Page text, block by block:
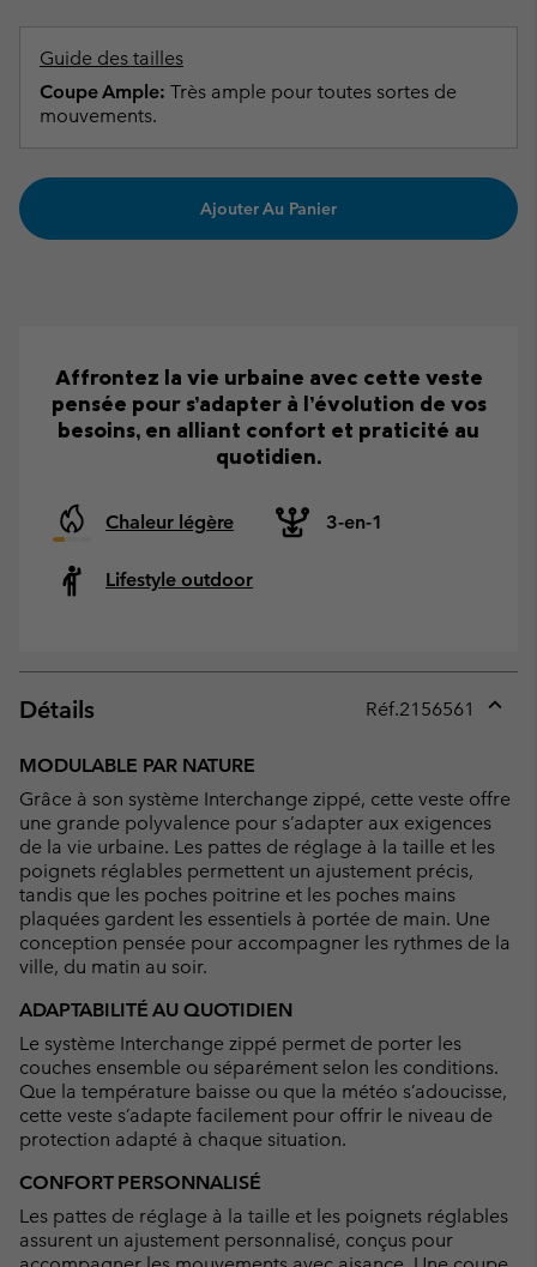
Guide des tailles
Coupe Ample: Très ample pour toutes sortes de
mouvements.
Ajouter Au Panier
Affrontez la vie urbaine avec cette veste
pensée pour s’adapter à l’évolution de vos
besoins, en alliant confort et praticité au
quotidien.
Chaleur légère 3-en-1
Lifestyle outdoor
Détails Réf.2156561
MODULABLE PAR NATURE
Grâce à son système Interchange zippé, cette veste offre
une grande polyvalence pour s’adapter aux exigences
de la vie urbaine. Les pattes de réglage à la taille et les
poignets réglables permettent un ajustement précis,
tandis que les poches poitrine et les poches mains
plaquées gardent les essentiels à portée de main. Une
conception pensée pour accompagner les rythmes de la
ville, du matin au soir.
ADAPTABILITÉ AU QUOTIDIEN
Le système Interchange zippé permet de porter les
couches ensemble ou séparément selon les conditions.
Que la température baisse ou que la météo s’adoucisse,
cette veste s’adapte facilement pour offrir le niveau de
protection adapté à chaque situation.
CONFORT PERSONNALISÉ
Les pattes de réglage à la taille et les poignets réglables
assurent un ajustement personnalisé, conçus pour